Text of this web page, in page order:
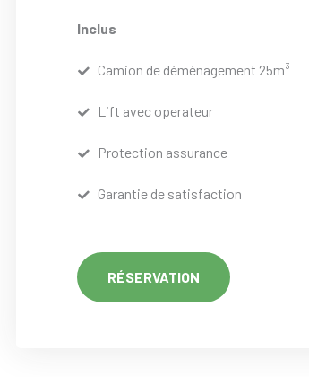
Inclus
Camion de déménagement 25m³
Lift avec operateur
Protection assurance
Garantie de satisfaction
RÉSERVATION